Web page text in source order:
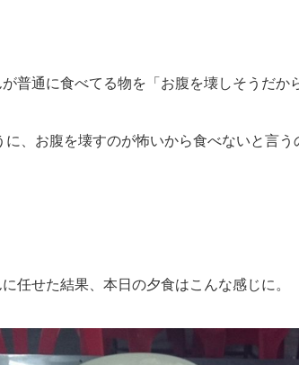
普通に食べてる物を「お腹を壊しそうだか
に、お腹を壊すのが怖いから食べないと言
任せた結果、本日の夕食はこんな感じに。